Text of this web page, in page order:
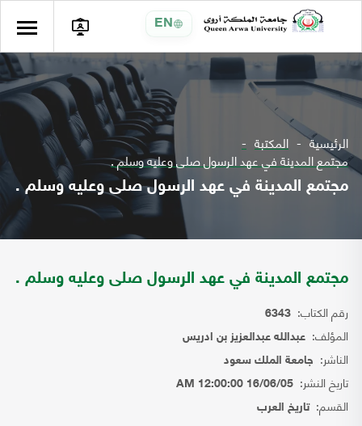
EN
الرئيسية المكتبة
مجتمع المدينة في عهد الرسول صلى وعليه وسلم .
مجتمع المدينة في عهد الرسول صلى وعليه وسلم .
مجتمع المدينة في عهد الرسول صلى وعليه وسلم .
رقم الكتاب: 6343
المؤلف: عبدالله عبدالعزيز بن ادريس
الناشر: جامعة الملك سعود
تاريخ النشر: 16/06/05 12:00:00 AM
القسم:تاريخ العرب